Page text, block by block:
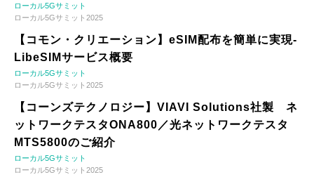
ローカル5Gサミット
ローカル5Gサミット2025
【コモン・クリエーション】eSIM配布を簡単に実現-
LibeSIMサービス概要
ローカル5Gサミット
ローカル5Gサミット2025
【コーンズテクノロジー】VIAVI Solutions社製 ネ
ットワークテスタONA800／光ネットワークテスタ
MTS5800のご紹介
ローカル5Gサミット
ローカル5Gサミット2025